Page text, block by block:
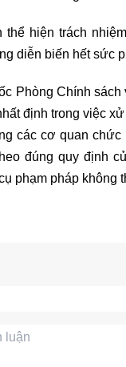
hiện trách
diễn biến hết sức
Phòng Chính
định trong việc
các cơ quan
đúng quy định
phạm pháp không